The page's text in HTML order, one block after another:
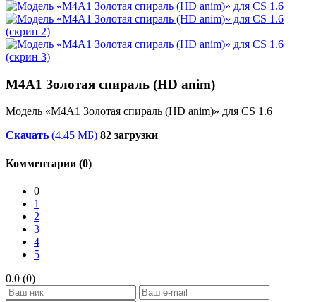
М4А1 Золотая спираль (HD anim)
Модель «М4А1 Золотая спираль (HD anim)» для CS 1.6
Скачать (4.45 МБ) 82 загрузки
Комментарии (0)
0
1
2
3
4
5
0.0 (0)